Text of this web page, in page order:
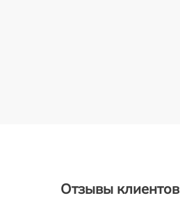
Отзывы клиентов